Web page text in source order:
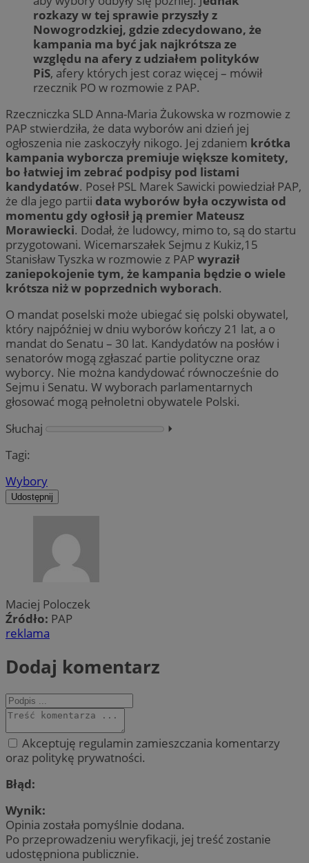
rozkazy w tej sprawie przyszły z
Nowogrodzkiej, gdzie zdecydowano, że
kampania ma być jak najkrótsza ze
względu na afery z udziałem polityków
PiS, afery których jest coraz więcej – mówił
rzecznik PO w rozmowie z PAP.
Rzeczniczka SLD Anna-Maria Żukowska w rozmowie z
PAP stwierdziła, że data wyborów ani dzień jej
ogłoszenia nie zaskoczyły nikogo. Jej zdaniem krótka
kampania wyborcza premiuje większe komitety,
bo łatwiej im zebrać podpisy pod listami
kandydatów. Poseł PSL Marek Sawicki powiedział PAP,
że dla jego partii data wyborów była oczywista od
momentu gdy ogłosił ją premier Mateusz
Morawiecki. Dodał, że ludowcy, mimo to, są do startu
przygotowani. Wicemarszałek Sejmu z Kukiz,15
Stanisław Tyszka w rozmowie z PAPwyraził
zaniepokojenie tym, że kampania będzie o wiele
krótsza niż w poprzednich wyborach.
O mandat poselski może ubiegać się polski obywatel,
który najpóźniej w dniu wyborów kończy 21 lat, a o
mandat do Senatu – 30 lat. Kandydatów na posłów i
senatorów mogą zgłaszać partie polityczne oraz
wyborcy. Nie można kandydować równocześnie do
Sejmu i Senatu. W wyborach parlamentarnych
głosować mogą pełnoletni obywatele Polski.
Słuchaj
⏵︎
Tagi:
Wybory
Udostępnij
Maciej Poloczek
Źródło: PAP
reklama
Dodaj komentarz
Akceptuję regulamin zamieszczania komentarzy
oraz politykę prywatności.
Błąd:
Wynik:
Opinia została pomyślnie dodana.
Po przeprowadzeniu weryfikacji, jej treść zostanie
udostępniona publicznie.